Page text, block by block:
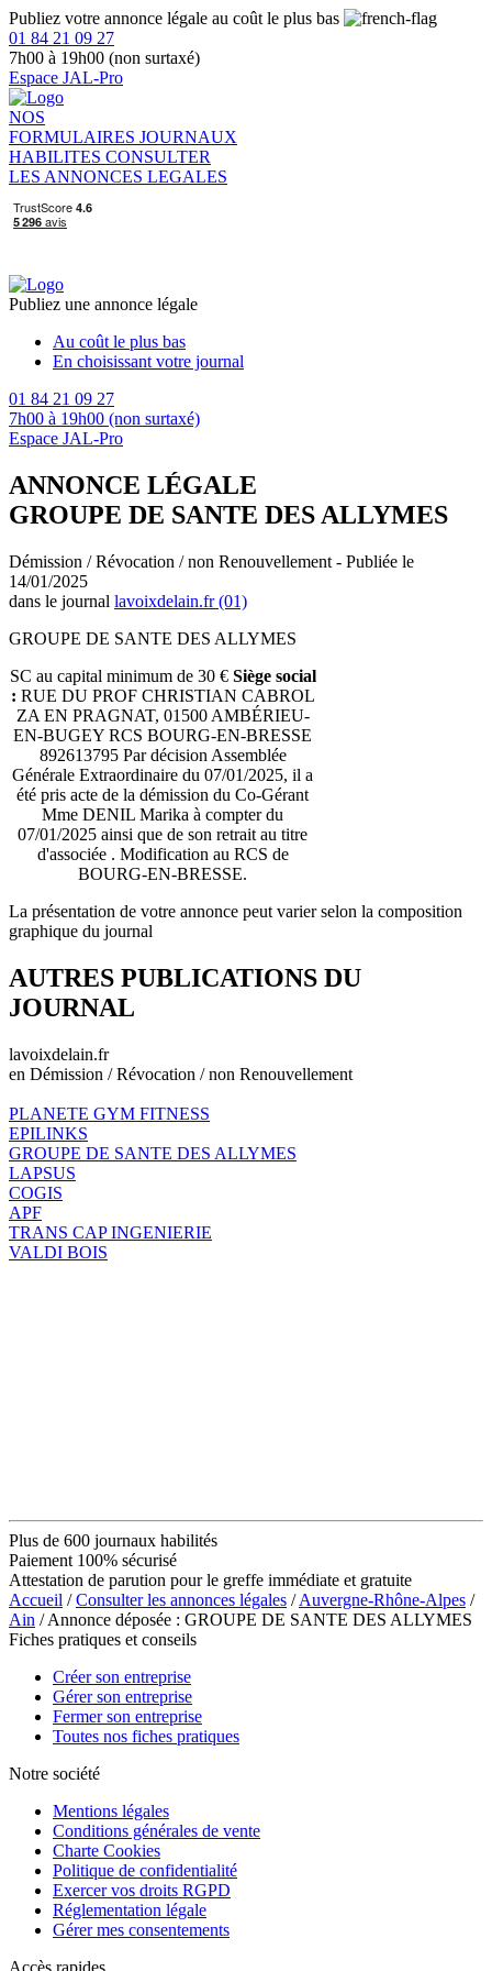
Publiez votre annonce légale au coût le plus bas
01 84 21 09 27
7h00 à 19h00 (non surtaxé)
Espace JAL-Pro
NOS
FORMULAIRES JOURNAUX
HABILITES CONSULTER
LES ANNONCES LEGALES
Publiez une annonce légale
Au coût le plus bas
En choisissant votre journal
01 84 21 09 27
7h00 à 19h00 (non surtaxé)
Espace JAL-Pro
ANNONCE LÉGALE
GROUPE DE SANTE DES ALLYMES
Démission / Révocation / non Renouvellement - Publiée le
14/01/2025
dans le journal lavoixdelain.fr (01)
GROUPE DE SANTE DES ALLYMES
SC au capital minimum de 30 € Siège social
: RUE DU PROF CHRISTIAN CABROL
ZA EN PRAGNAT, 01500 AMBÉRIEU-
EN-BUGEY RCS BOURG-EN-BRESSE
892613795 Par décision Assemblée
Générale Extraordinaire du 07/01/2025, il a
été pris acte de la démission du Co-Gérant
Mme DENIL Marika à compter du
07/01/2025 ainsi que de son retrait au titre
d'associée . Modification au RCS de
BOURG-EN-BRESSE.
La présentation de votre annonce peut varier selon la composition
graphique du journal
AUTRES PUBLICATIONS DU
JOURNAL
lavoixdelain.fr
en Démission / Révocation / non Renouvellement
PLANETE GYM FITNESS
EPILINKS
GROUPE DE SANTE DES ALLYMES
LAPSUS
COGIS
APF
TRANS CAP INGENIERIE
VALDI BOIS
Plus de 600 journaux habilités
Paiement 100% sécurisé
Attestation de parution pour le greffe immédiate et gratuite
Accueil /Consulter les annonces légales /Auvergne-Rhône-Alpes /
Ain / Annonce déposée : GROUPE DE SANTE DES ALLYMES
Fiches pratiques et conseils
Créer son entreprise
Gérer son entreprise
Fermer son entreprise
Toutes nos fiches pratiques
Notre société
Mentions légales
Conditions générales de vente
Charte Cookies
Politique de confidentialité
Exercer vos droits RGPD
Réglementation légale
Gérer mes consentements
Accès rapides